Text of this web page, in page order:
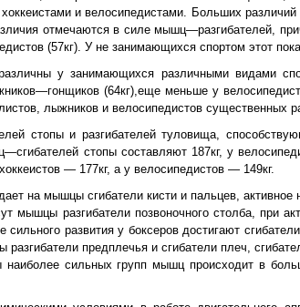
и велосипедистами. Больших
отмечаются в силе мышц—разгибателей,
(57кг). У не занимающихся спортом этот
у занимающихся различными видами
(64кг),еще меньше у
лыжников и велосипедистов
стопы и разгибателей туловища,
стопы составляют 187кг, у
— 177кг, а у велосипедистов — 149кг.
на мышцы сгибатели кисти и пальцев,
мышцы разгибатели позвоночного столба, при
развития у боксеров достигают
предплечья и сгибатели плеч,
сильных групп мышц происходит в